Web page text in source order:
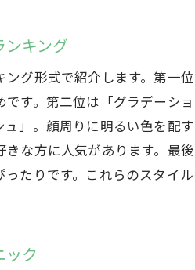
自宅でできるメッシュスタイ
群馬県で手に入るメッシュ
セルフメッシュスタイルの
プロの手によるメッシュス
群馬県でメッシュスタイル
ッシュスタイルで個性的なヘ
個性を生かしたメッシュス
キング
グ形式で紹介します。第一
す。第二位は「グラデーシ
」。顔周りに明るい色を配
な方に人気があります。
たりです。これらのスタイ
ック